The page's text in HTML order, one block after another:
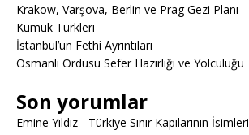
Krakow, Varşova, Berlin ve Prag Gezi Planı
Kumuk Türkleri
İstanbul’un Fethi Ayrıntıları
Osmanlı Ordusu Sefer Hazırlığı ve Yolculuğu
Son yorumlar
Emine Yıldız - Türkiye Sınır Kapılarının İsimleri